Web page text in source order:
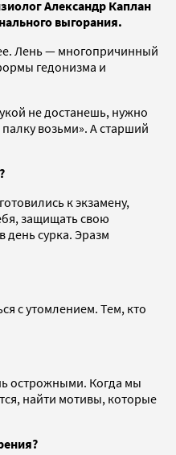
Александр Каплан
выгорания.
Лень — многопричинный
гедонизма и
не достанешь, нужно
возьми». А старший
к экзамену,
защищать свою
день сурка. Эразм
с утомлением. Тем, кто
острожными. Когда мы
найти мотивы, которые